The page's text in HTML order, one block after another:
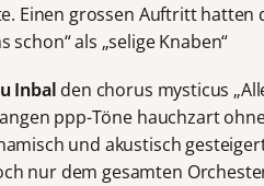
Einen grossen Auftritt hatten
schon“ als „selige Knaben“
Inbal den chorus mysticus
ppp-Töne hauchzart
und akustisch
nur dem gesamten